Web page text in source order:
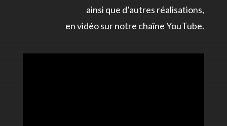
ainsi que d’autres réalisations,
en vidéo sur notre chaîne YouTube.